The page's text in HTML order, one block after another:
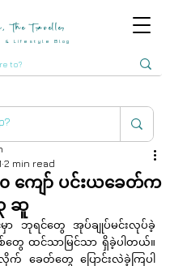
The Traveller
& Lifestyle Blog
၀ ကျော် ပင်းယခေတ်က
ဆူ
2 min read
မှာ ဘုရင်တွေ အုပ်ချုပ်မင်းလုပ်ခဲ့
ေ ထင်သာမြင်သာ ရှိခဲ့ပါတယ်။
ခေတ်တွေ ပြောင်းလဲခဲ့ကြပါ